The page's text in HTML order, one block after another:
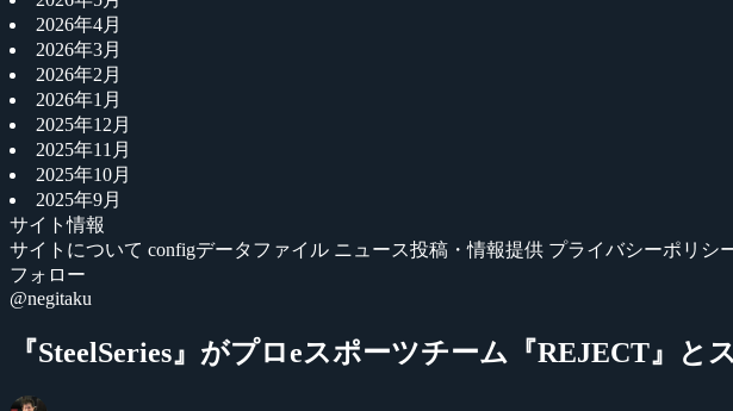
2026年4月
2026年3月
2026年2月
2026年1月
2025年12月
2025年11月
2025年10月
2025年9月
サイト情報
サイトについて configデータファイル ニュース投稿・情報提供 プライバシーポリシ
フォロー
@negitaku
『SteelSeries』がプロeスポーツチーム『REJECT』と